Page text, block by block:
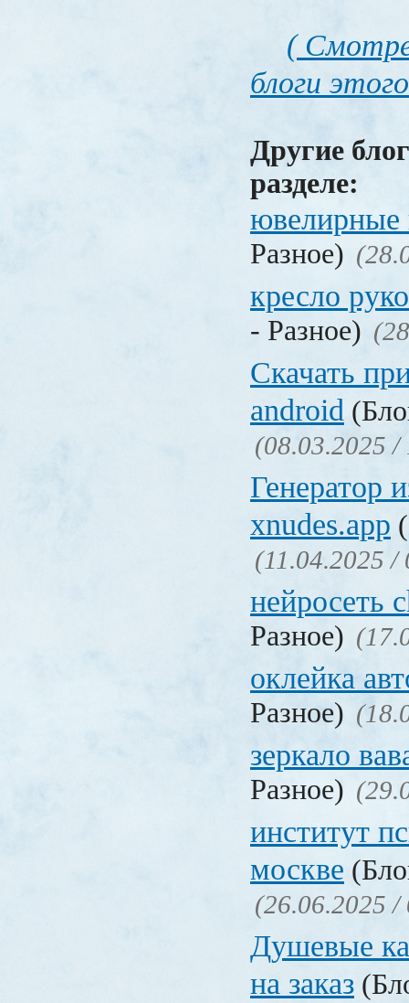
(
блоги
Другие
разделе:
ювелирные
Разное)
кресло
- Разное)
Скачать
android
(08.03.2025 /
Генератор
xnudes.app
(11.04.2025 /
нейросеть
Разное)
оклейка
Разное)
зеркало
Разное)
институт
москве
(26.06.2025 /
Душевые
на заказ